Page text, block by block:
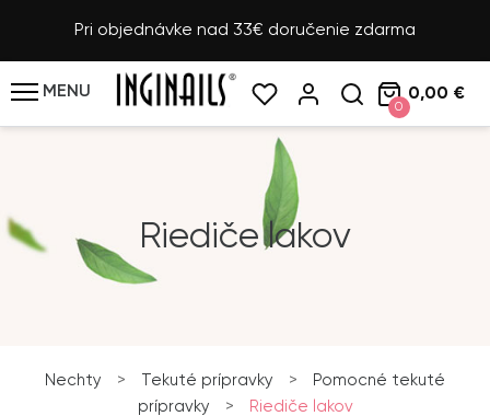
Pri objednávke nad 33€ doručenie zdarma
MENU
0
0,00 €
Riediče lakov
Nechty > Tekuté prípravky >
Pomocné tekuté
prípravky
> Riediče lakov